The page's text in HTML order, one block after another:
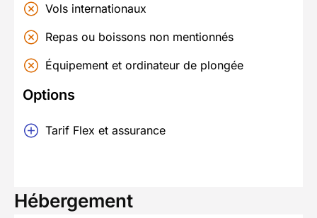
Vols internationaux
Repas ou boissons non mentionnés
Équipement et ordinateur de plongée
Options
Tarif Flex et assurance
Hébergement